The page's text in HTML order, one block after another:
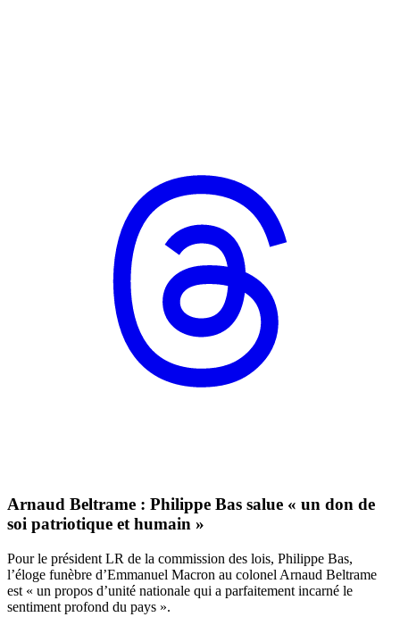
Arnaud Beltrame : Philippe Bas salue « un don de
soi patriotique et humain »
Pour le président LR de la commission des lois, Philippe Bas,
l’éloge funèbre d’Emmanuel Macron au colonel Arnaud Beltrame
est « un propos d’unité nationale qui a parfaitement incarné le
sentiment profond du pays ».